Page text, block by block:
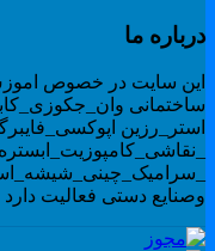
ما
سایت در خصوص
دستی فعالیت دارد